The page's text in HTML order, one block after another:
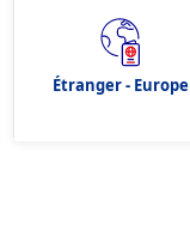
Étranger - Europe